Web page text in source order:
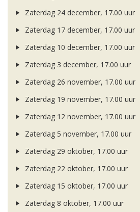
Zaterdag 24 december, 17.00 uur
Zaterdag 17 december, 17.00 uur
Zaterdag 10 december, 17.00 uur
Zaterdag 3 december, 17.00 uur
Zaterdag 26 november, 17.00 uur
Zaterdag 19 november, 17.00 uur
Zaterdag 12 november, 17.00 uur
Zaterdag 5 november, 17.00 uur
Zaterdag 29 oktober, 17.00 uur
Zaterdag 22 oktober, 17.00 uur
Zaterdag 15 oktober, 17.00 uur
Zaterdag 8 oktober, 17.00 uur